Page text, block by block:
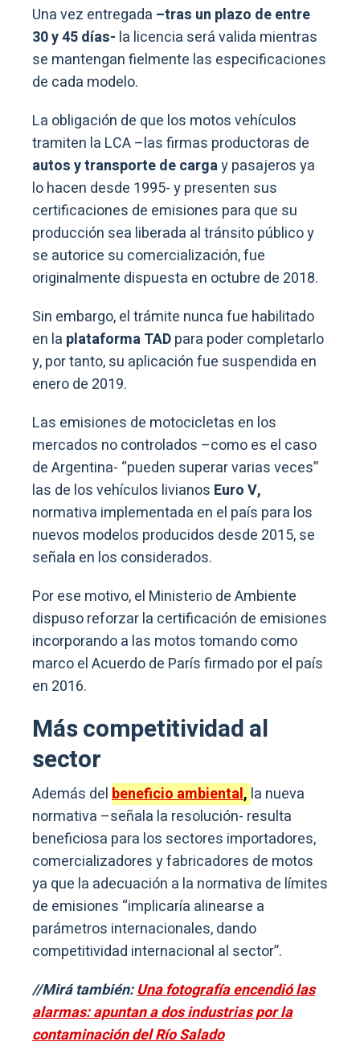
Una vez entregada –tras un plazo de entre
30 y 45 días- la licencia será valida mientras
se mantengan fielmente las especificaciones
de cada modelo.
La obligación de que los motos vehículos
tramiten la LCA –las firmas productoras de
autos y transporte de cargay pasajeros ya
lo hacen desde 1995- y presenten sus
certificaciones de emisiones para que su
producción sea liberada al tránsito público y
se autorice su comercialización, fue
originalmente dispuesta en octubre de 2018.
Sin embargo, el trámite nunca fue habilitado
en la plataforma TADpara poder completarlo
y, por tanto, su aplicación fue suspendida en
enero de 2019.
Las emisiones de motocicletas en los
mercados no controlados –como es el caso
de Argentina- “pueden superar varias veces”
las de los vehículos livianos Euro V,
normativa implementada en el país para los
nuevos modelos producidos desde 2015, se
señala en los considerados.
Por ese motivo, el Ministerio de Ambiente
dispuso reforzar la certificación de emisiones
incorporando a las motos tomando como
marco el Acuerdo de París firmado por el país
en 2016.
Más competitividad al
sector
Además delbeneficio ambiental, la nueva
normativa –señala la resolución- resulta
beneficiosa para los sectores importadores,
comercializadores y fabricadores de motos
ya que la adecuación a la normativa de límites
de emisiones “implicaría alinearse a
parámetros internacionales, dando
competitividad internacional al sector”.
//Mirá también:Una fotografía encendió las
alarmas: apuntan a dos industrias por la
contaminación del Río Salado